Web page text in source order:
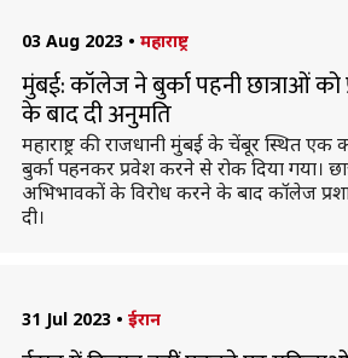
03 Aug 2023 • महाराष्ट्र
मुंबई: कॉलेज ने बुर्का पहनी छात्राओं को
के बाद दी अनुमति
महाराष्ट्र की राजधानी मुंबई के चेंबूर स्थित
बुर्का पहनकर प्रवेश करने से रोक दिया गया।
अभिभावकों के विरोध करने के बाद कॉलेज
दी।
31 Jul 2023 • ईरान